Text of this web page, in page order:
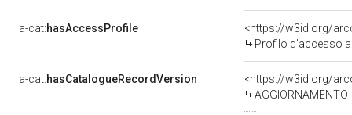
a-cat:hasAccessProfile
<https://w3id.org/
Profilo d'accesso
a-cat:hasCatalogueRecordVersion
<https://w3id.org/